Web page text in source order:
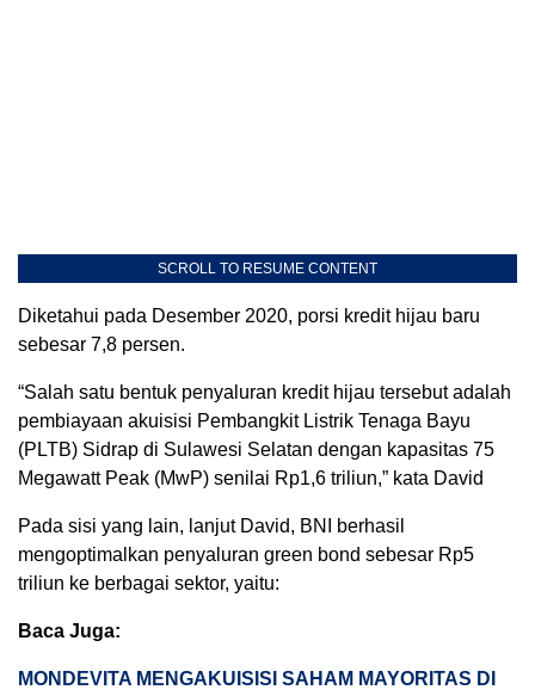
SCROLL TO RESUME CONTENT
Diketahui pada Desember 2020, porsi kredit hijau baru
sebesar 7,8 persen.
“Salah satu bentuk penyaluran kredit hijau tersebut adalah
pembiayaan akuisisi Pembangkit Listrik Tenaga Bayu
(PLTB) Sidrap di Sulawesi Selatan dengan kapasitas 75
Megawatt Peak (MwP) senilai Rp1,6 triliun,” kata David
Pada sisi yang lain, lanjut David, BNI berhasil
mengoptimalkan penyaluran green bond sebesar Rp5
triliun ke berbagai sektor, yaitu:
Baca Juga:
MONDEVITA MENGAKUISISI SAHAM MAYORITAS DI